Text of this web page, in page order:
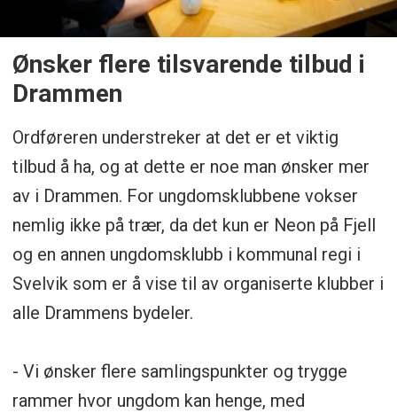
Ønsker flere tilsvarende tilbud i
Drammen
Ordføreren understreker at det er et viktig
tilbud å ha, og at dette er noe man ønsker mer
av i Drammen. For ungdomsklubbene vokser
nemlig ikke på trær, da det kun er Neon på Fjell
og en annen ungdomsklubb i kommunal regi i
Svelvik som er å vise til av organiserte klubber i
alle Drammens bydeler.
- Vi ønsker flere samlingspunkter og trygge
rammer hvor ungdom kan henge, med